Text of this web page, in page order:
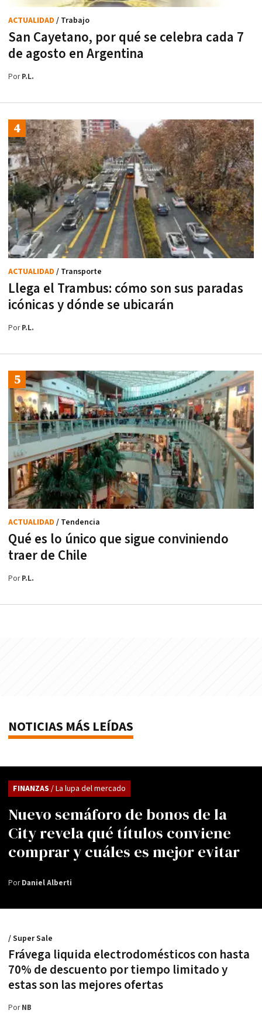
San Cayetano, por qué se celebra cada 7
de agosto en Argentina
ACTUALIDAD / Trabajo
PorP.L.
Llega el Trambus: cómo son sus paradas
icónicas y dónde se ubicarán
ACTUALIDAD / Transporte
PorP.L.
Qué es lo único que sigue conviniendo
traer de Chile
ACTUALIDAD / Tendencia
PorP.L.
NOTICIAS MÁS LEÍDAS
Nuevo semáforo de bonos de la
City revela qué títulos conviene
comprar y cuáles es mejor evitar
FINANZAS / La lupa del mercado
PorDaniel Alberti
Frávega liquida electrodomésticos con hasta
70% de descuento por tiempo limitado y
estas son las mejores ofertas
/ Super Sale
PorNB